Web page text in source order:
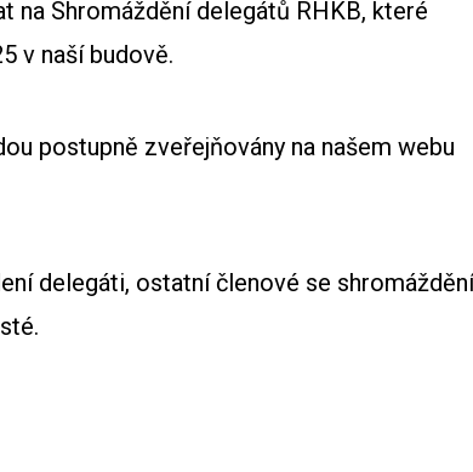
na Shromáždění delegátů RHKB, které
v naší budově.
postupně zveřejňovány na našem webu
delegáti, ostatní členové se shromáždění